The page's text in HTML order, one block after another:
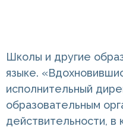
Школы и другие
языке.
исполнительный
образовательным
действительности,